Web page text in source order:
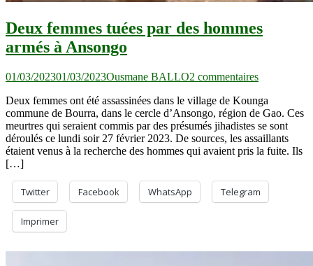
Deux femmes tuées par des hommes
armés à Ansongo
01/03/202301/03/2023Ousmane BALLO2 commentairessur
femmes
tuées
par
des
hommes
Ansongo
Deux femmes ont été assassinées dans le village de Kounga
commune de Bourra, dans le cercle d’Ansongo, région de Gao. Ces
meurtres qui seraient commis par des présumés jihadistes se sont
déroulés ce lundi soir 27 février 2023. De sources, les assaillants
étaient venus à la recherche des hommes qui avaient pris la fuite. Ils
[…]
Twitter Facebook WhatsApp Telegram
Imprimer